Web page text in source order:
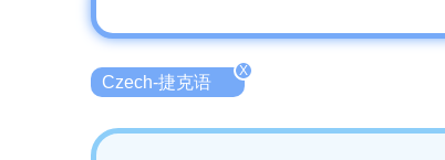
Czech-捷克语
X